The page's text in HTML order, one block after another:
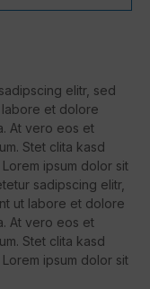
elitr, sed
labore et dolore
At vero eos et
Stet clita kasd
ipsum dolor sit
sadipscing elitr,
ut labore et dolore
At vero eos et
Stet clita kasd
ipsum dolor sit